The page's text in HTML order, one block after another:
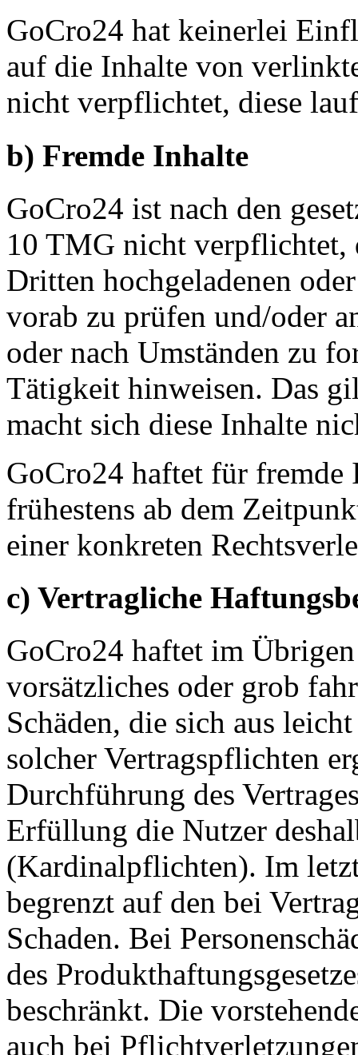
GoCro24 hat keinerlei
auf die Inhalte von
nicht verpflichtet, diese
b) Fremde Inhalte
GoCro24 ist nach den
10 TMG nicht verpflichtet,
Dritten hochgeladenen
vorab zu prüfen und/oder
oder nach Umständen zu
Tätigkeit hinweisen. Das
macht sich diese Inhalte
GoCro24 haftet für
frühestens ab dem
einer konkreten
c) Vertragliche
GoCro24 haftet im
vorsätzliches oder grob
Schäden, die sich aus
solcher Vertragspflichten
Durchführung des
Erfüllung die Nutzer
(Kardinalpflichten). Im
begrenzt auf den bei
Schaden. Bei
des
beschränkt. Die
auch bei